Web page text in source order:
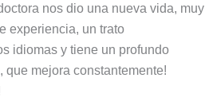
nos dio una nueva vida, muy
experiencia, un trato
idiomas y tiene un profundo
mejora constantemente!